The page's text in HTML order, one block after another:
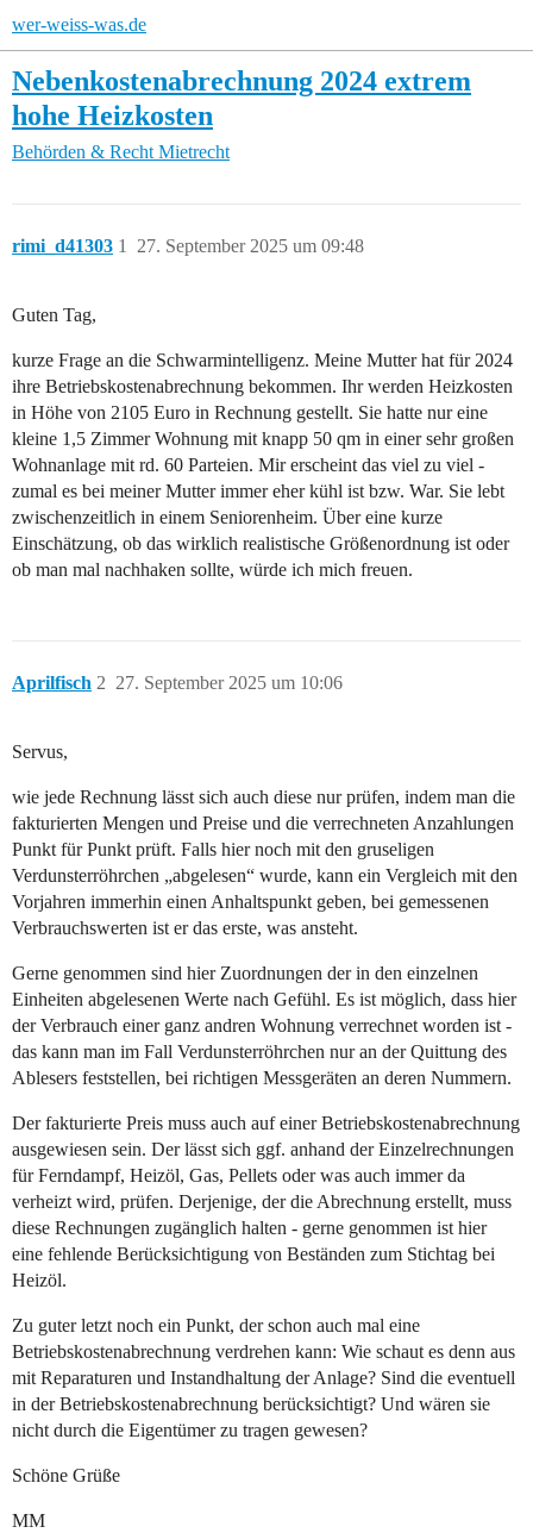
wer-weiss-was.de
Nebenkostenabrechnung 2024 extrem
hohe Heizkosten
Behörden & Recht Mietrecht
rimi_d41303 27. September 2025 um 09:48
1
Guten Tag,
kurze Frage an die Schwarmintelligenz. Meine Mutter hat für 2024
ihre Betriebskostenabrechnung bekommen. Ihr werden Heizkosten
in Höhe von 2105 Euro in Rechnung gestellt. Sie hatte nur eine
kleine 1,5 Zimmer Wohnung mit knapp 50 qm in einer sehr großen
Wohnanlage mit rd. 60 Parteien. Mir erscheint das viel zu viel -
zumal es bei meiner Mutter immer eher kühl ist bzw. War. Sie lebt
zwischenzeitlich in einem Seniorenheim. Über eine kurze
Einschätzung, ob das wirklich realistische Größenordnung ist oder
ob man mal nachhaken sollte, würde ich mich freuen.
Aprilfisch 27. September 2025 um 10:06
2
Servus,
wie jede Rechnung lässt sich auch diese nur prüfen, indem man die
fakturierten Mengen und Preise und die verrechneten Anzahlungen
Punkt für Punkt prüft. Falls hier noch mit den gruseligen
Verdunsterröhrchen „abgelesen“ wurde, kann ein Vergleich mit den
Vorjahren immerhin einen Anhaltspunkt geben, bei gemessenen
Verbrauchswerten ist er das erste, was ansteht.
Gerne genommen sind hier Zuordnungen der in den einzelnen
Einheiten abgelesenen Werte nach Gefühl. Es ist möglich, dass hier
der Verbrauch einer ganz andren Wohnung verrechnet worden ist -
das kann man im Fall Verdunsterröhrchen nur an der Quittung des
Ablesers feststellen, bei richtigen Messgeräten an deren Nummern.
Der fakturierte Preis muss auch auf einer Betriebskostenabrechnung
ausgewiesen sein. Der lässt sich ggf. anhand der Einzelrechnungen
für Ferndampf, Heizöl, Gas, Pellets oder was auch immer da
verheizt wird, prüfen. Derjenige, der die Abrechnung erstellt, muss
diese Rechnungen zugänglich halten - gerne genommen ist hier
eine fehlende Berücksichtigung von Beständen zum Stichtag bei
Heizöl.
Zu guter letzt noch ein Punkt, der schon auch mal eine
Betriebskostenabrechnung verdrehen kann: Wie schaut es denn aus
mit Reparaturen und Instandhaltung der Anlage? Sind die eventuell
in der Betriebskostenabrechnung berücksichtigt? Und wären sie
nicht durch die Eigentümer zu tragen gewesen?
Schöne Grüße
MM